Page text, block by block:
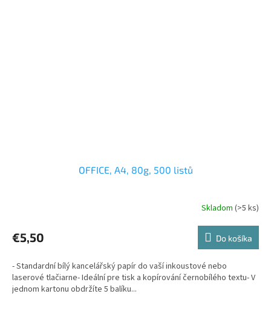
OFFICE, A4, 80g, 500 listů
Skladom (>5 ks)
€5,50 Do košíka
- Standardní bílý kancelářský papír do vaší inkoustové nebo
laserové tlačiarne- Ideální pre tisk a kopírování černobílého textu- V
jednom kartonu obdržíte 5 balíku...